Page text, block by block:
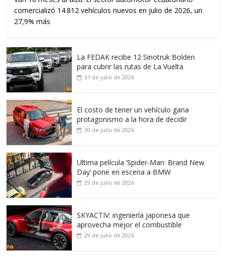
comercializó 14.812 vehículos nuevos en julio de 2026, un
27,9% más
La FEDAK recibe 12 Sinotruk Bolden
para cubrir las rutas de La Vuelta
31 de julio de 2026
El costo de tener un vehículo gana
protagonismo a la hora de decidir
30 de julio de 2026
Ultima película ‘Spider‑Man: Brand New
Day’ pone en escena a BMW
29 de julio de 2026
SKYACTIV: ingeniería japonesa que
aprovecha mejor el combustible
29 de julio de 2026